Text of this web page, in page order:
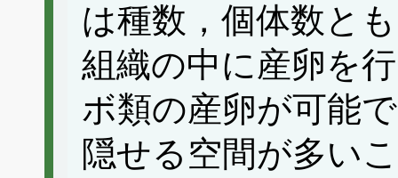
は種数，個体数と
組織の中に産卵を
ボ類の産卵が可能
隠せる空間が多い